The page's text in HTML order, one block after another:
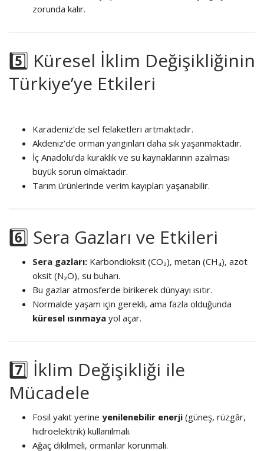
zorunda kalır.
5️⃣ Küresel İklim Değişikliğinin
Türkiye’ye Etkileri
Karadeniz’de sel felaketleri artmaktadır.
Akdeniz’de orman yangınları daha sık yaşanmaktadır.
İç Anadolu’da kuraklık ve su kaynaklarının azalması
büyük sorun olmaktadır.
Tarım ürünlerinde verim kayıpları yaşanabilir.
6️⃣ Sera Gazları ve Etkileri
Sera gazları: Karbondioksit (CO₂), metan (CH₄), azot
oksit (N₂O), su buharı.
Bu gazlar atmosferde birikerek dünyayı ısıtır.
Normalde yaşam için gerekli, ama fazla olduğunda
küresel ısınmaya yol açar.
7️⃣ İklim Değişikliği ile
Mücadele
Fosil yakıt yerine yenilenebilir enerji (güneş, rüzgâr,
hidroelektrik) kullanılmalı.
Ağaç dikilmeli, ormanlar korunmalı.